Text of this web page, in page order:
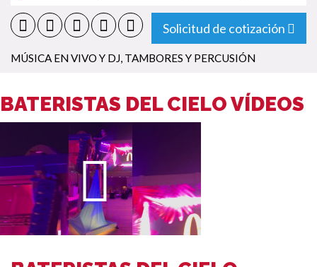
Solicitud de cotización
MÚSICA EN VIVO Y DJ, TAMBORES Y PERCUSIÓN
BATERISTAS DEL CIELO VÍDEOS